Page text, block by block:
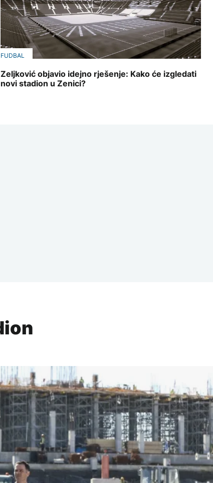
FUDBAL
Zeljković objavio idejno rješenje: Kako će izgledati
novi stadion u Zenici?